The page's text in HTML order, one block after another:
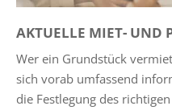
AKTUELLE MIET- UND
Wer ein Grundstück
sich vorab umfassend
die Festlegung des